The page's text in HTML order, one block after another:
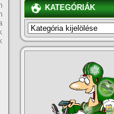
KATEGÓRIÁK
KATEGÓRIÁK